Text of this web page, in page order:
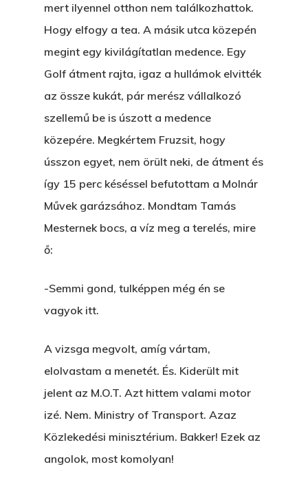
mert ilyennel otthon nem találkozhattok.
Hogy elfogy a tea. A másik utca közepén
megint egy kivilágítatlan medence. Egy
Golf átment rajta, igaz a hullámok elvitték
az össze kukát, pár merész vállalkozó
szellemű be is úszott a medence
közepére. Megkértem Fruzsit, hogy
ússzon egyet, nem örült neki, de átment és
így 15 perc késéssel befutottam a Molnár
Művek garázsához. Mondtam Tamás
Mesternek bocs, a víz meg a terelés, mire
ő:
-Semmi gond, tulképpen még én se
vagyok itt.
A vizsga megvolt, amíg vártam,
elolvastam a menetét. És. Kiderült mit
jelent az M.O.T. Azt hittem valami motor
izé. Nem. Ministry of Transport. Azaz
Közlekedési minisztérium. Bakker! Ezek az
angolok, most komolyan!
Főoldal
Bolt
Könyveim
Szerelem És…
A Vér Nem Válik Vízzé
Egy Nyár
Novellák
Eltojtuk Nyuszi
EGY LAKTANYÁT,
A PESTIA
Az Elveszett Fejezet
Rólam
Bristolt Látni
Feliratkozás
Kapcsolat
Bakker Gyuri